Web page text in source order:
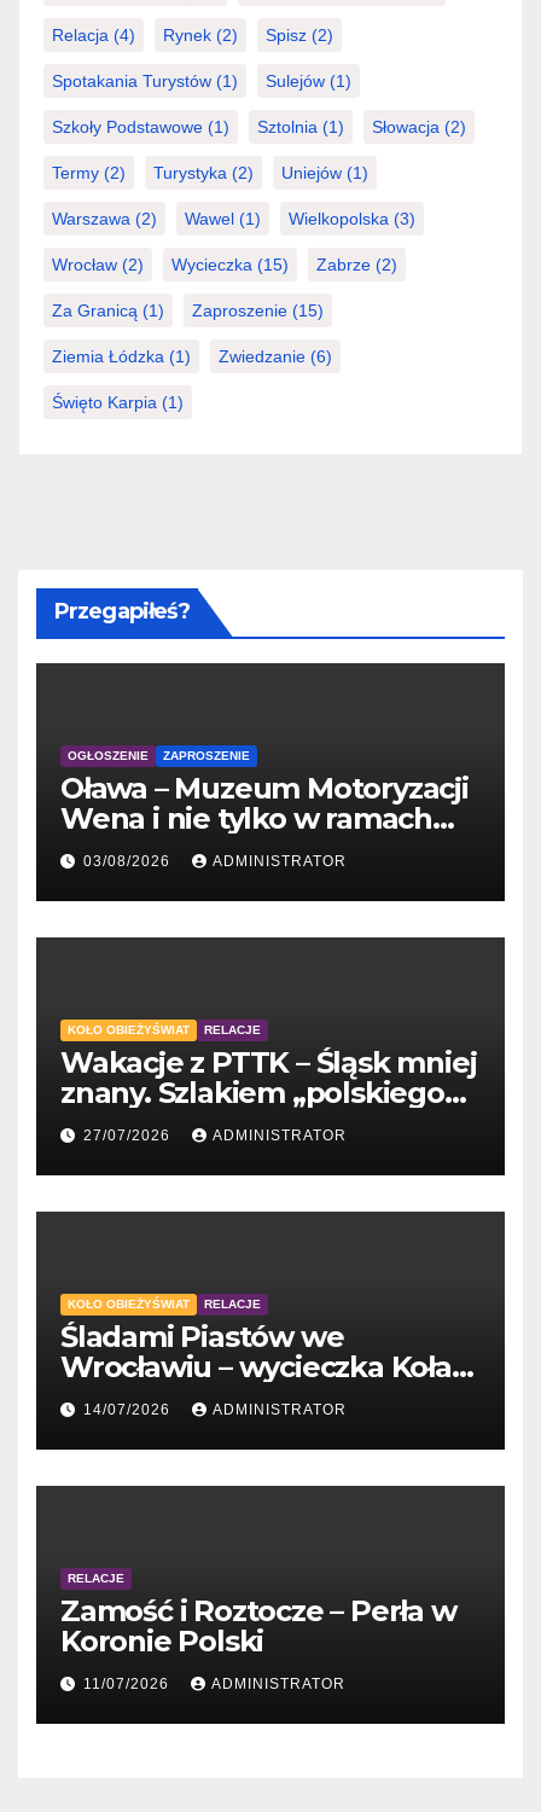
Relacja (4) Rynek (2) Spisz (2)
Spotakania Turystów (1) Sulejów (1)
Szkoły Podstawowe (1) Sztolnia (1) Słowacja (2)
Termy (2) Turystyka (2) Uniejów (1)
Warszawa (2) Wawel (1) Wielkopolska (3)
Wrocław (2) Wycieczka (15) Zabrze (2)
Za Granicą (1) Zaproszenie (15)
Ziemia Łódzka (1) Zwiedzanie (6)
Święto Karpia (1)
Przegapiłeś?
OGŁOSZENIE ZAPROSZENIE
Oława – Muzeum Motoryzacji
Wena i nie tylko w ramach
'Wakacji z PTTK’
03/08/2026 ADMINISTRATOR
KOŁO OBIEŻYŚWIAT RELACJE
Wakacje z PTTK – Śląsk mniej
znany. Szlakiem „polskiego
Gaudiego” do Tychów
27/07/2026 ADMINISTRATOR
KOŁO OBIEŻYŚWIAT RELACJE
Śladami Piastów we
Wrocławiu – wycieczka Koła
Obieżyświat
14/07/2026 ADMINISTRATOR
RELACJE
Zamość i Roztocze – Perła w
Koronie Polski
11/07/2026 ADMINISTRATOR